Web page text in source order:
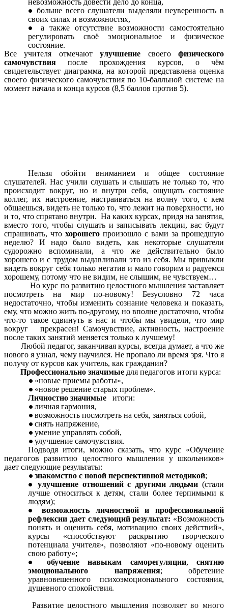
невозможность довести дело до конца,
больше всего слушатели выделяли неуверенность в
своих силах и возможностях,
а также отсутствие возможности самостоятельно
регулировать своё эмоциональное и физическое
состояние.
Все учителя отмечаютулучшение своегофизического
самочувствия после прохождения курсов, о чём
свидетельствует диаграмма, на которой представлена оценка
своего физического самочувствия по 10-балльной системе на
момент начала и конца курсов (8,5 баллов против 5).
Нельзя обойти вниманием и общее состояние
слушателей. Нас учили слушать и слышать не только то, что
происходит вокруг, но и внутри себя, ощущать состояние
коллег, их настроение, настраиваться на волну того, с кем
общаешься, видеть не только то, что лежит на поверхности, но
и то, что спрятано внутри. На каких курсах, придя на занятия,
вместо того, чтобы слушать и записывать лекции, вас будут
спрашивать, что хорошего произошло с вами за прошедшую
неделю? И надо было видеть, как некоторые слушатели
судорожно вспоминали, а что же действительно было
хорошего и с трудом выдавливали это из себя. Мы привыкли
видеть вокруг себя только негатив и мало говорим и радуемся
хорошему, потому что не видим, не слышим, не чувствуем…
Но курс по развитию целостного мышления заставляет
посмотреть на мир по-новому! Безусловно 72 часа
недостаточно, чтобы изменить сознание человека и показать,
ему, что можно жить по-другому, но вполне достаточно, чтобы
что-то такое сдвинуть в нас и чтобы мы увидели, что мир
вокруг прекрасен! Самочувствие, активность, настроение
после таких занятий меняется только к лучшему!
Любой педагог, заканчивая курсы, всегда думает, а что же
нового я узнал, чему научился. Не пропало ли время зря. Что я
получу от курсов как учитель, как гражданин?
Профессионально значимые для педагогов итоги курса:
«новые приемы работы»,
«новое решение старых проблем».
Личностно значимые итоги:
личная гармония,
возможность посмотреть на себя, заняться собой,
снять напряжение,
умение управлять собой,
улучшение самочувствия.
Подводя итоги, можно сказать, что курс «Обучение
педагогов развитию целостного мышления у школьников»
дает следующие результаты:
знакомство с новой перспективной методикой;
улучшение отношений с другими людьми (стали
лучше относиться к детям, стали более терпимыми к
людям);
возможность личностной и профессиональной
рефлексии дает следующий результат: «Возможность
понять и оценить себя, мотивацию своих действий»,
курсы «способствуют раскрытию творческого
потенциала учителя», позволяют «по-новому оценить
свою работу»;
обучение навыкам саморегуляции,снятию
эмоционального напряжения; обретение
уравновешенного психоэмоционального состояния,
душевного спокойствия.
Развитие целостного мышления позволяет во много